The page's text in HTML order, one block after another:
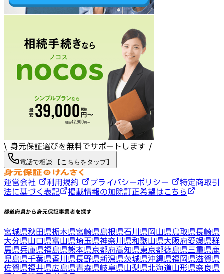
\ 身元保証選びを無料でサポートします /
電話で相談 【こちらをタップ】
運営会社 利用規約 プライバシーポリシー
特定商取引
法に基づく表記
掲載情報の加除訂正希望はこちら
都道府県から身元保証事業者を探す
宮城県秋田県栃木県宮崎県島根県石川県岡山県鳥取県長崎県
大分県山口県富山県埼玉県神奈川県和歌山県大阪府愛媛県群
馬県兵庫県福島県熊本県京都府高知県東京都徳島県三重県鹿
児島県千葉県香川県長野県新潟県茨城県沖縄県福岡県滋賀県
佐賀県福井県広島県青森県岐阜県山梨県北海道山形県奈良県